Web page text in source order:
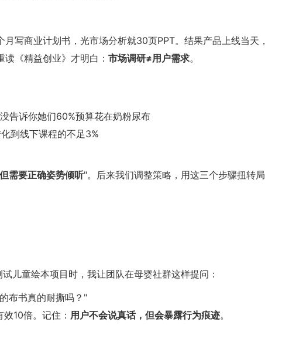
写商业计划书，光市场分析就30页PPT。结果产品上线当天，
《精益创业》才明白： 市场调研≠用户需求。
诉你她们60%预算花在奶粉尿布
到线下课程的不足3%
需要正确姿势倾听"。后来我们调整策略，用这三个步骤扭转局
儿童绘本项目时，我让团队在母婴社群这样提问：
布书真的耐撕吗？"
10倍。记住： 用户不会说真话，但会暴露行为痕迹。